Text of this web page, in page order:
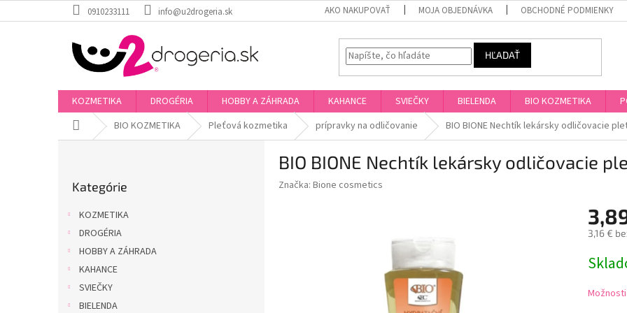
na
0910233111 info@u2drogeria.sk AKO NAKUPOVAŤ MOJA OBJEDNÁVKA OBCHODNÉ PODMIENKY
HĽADAŤ
KOZMETIKA DROGÉRIA HOBBY A ZÁHRADA KAHANCE SVIEČKY BIELENDA BIO KOZMETIKA
DomovBIO KOZMETIKA Pleťová kozmetika prípravky na odličovanie BIO BIONE Nechtík lekársky odličovacie
kategórie
Kategórie
KOZMETIKA
DROGÉRIA
HOBBY A ZÁHRADA
KAHANCE
SVIEČKY
BIELENDA
BIO BIONE Nechtík lekársky odličovacie
Značka: Bione cosmetics
3,16 €
cena: